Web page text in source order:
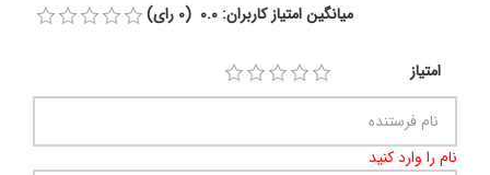
میانگین امتیاز کاربران: 0.0 (0 رای)
امتیاز
نام را وارد کنید